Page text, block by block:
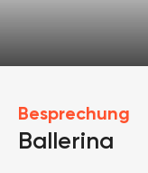
Besprechung
Ballerina